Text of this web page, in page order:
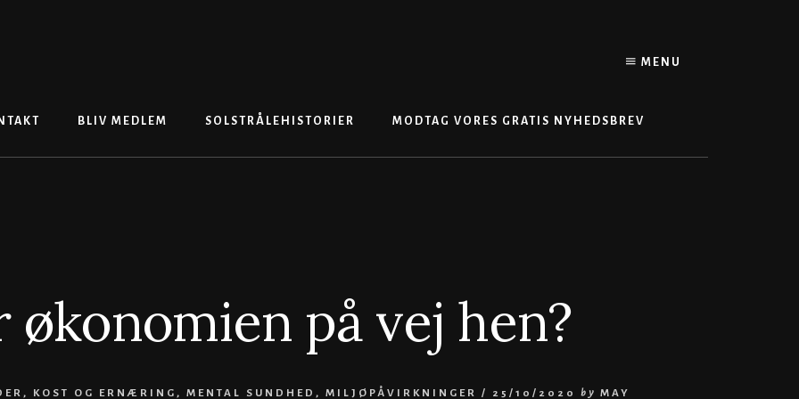
MENU
BLIV MEDLEM SOLSTRÅLEHISTORIER MODTAG VORES GRATIS NYHEDSBREV
økonomien på vej hen?
, KOST OG ERNÆRING , MENTAL SUNDHED , MILJØPÅVIRKNINGER / 25/10/2020 by MAY